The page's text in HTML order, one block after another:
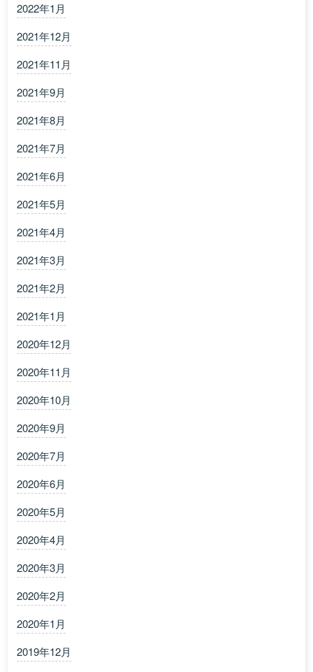
2022年1月
2021年12月
2021年11月
2021年9月
2021年8月
2021年7月
2021年6月
2021年5月
2021年4月
2021年3月
2021年2月
2021年1月
2020年12月
2020年11月
2020年10月
2020年9月
2020年7月
2020年6月
2020年5月
2020年4月
2020年3月
2020年2月
2020年1月
2019年12月